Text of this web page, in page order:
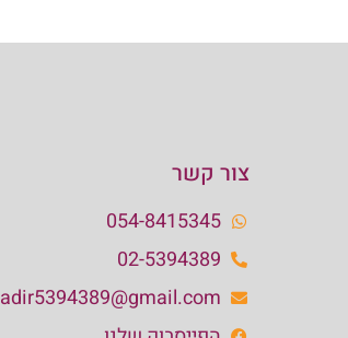
צור קשר
054-8415345
02-5394389
adir5394389@gmail.com